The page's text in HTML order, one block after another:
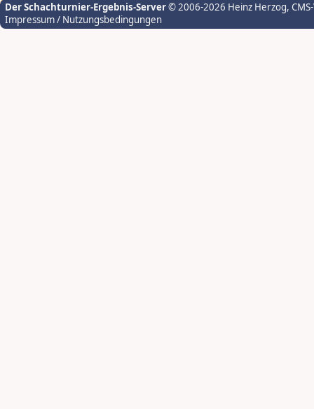
Der Schachturnier-Ergebnis-Server© 2006-2026 Heinz Herzog,
Impressum / Nutzungsbedingungen